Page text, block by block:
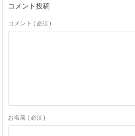
コメント投稿
コメント ( 必須 )
お名前 ( 必須 )